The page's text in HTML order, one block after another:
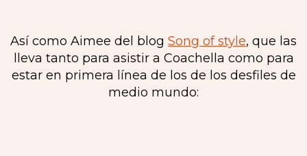
Así como Aimee del blog Song of style, que las
lleva tanto para asistir a Coachella como para
estar en primera línea de los de los desfiles de
medio mundo: